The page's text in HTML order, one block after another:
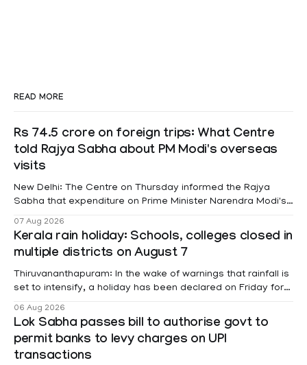
READ MORE
Rs 74.5 crore on foreign trips: What Centre
told Rajya Sabha about PM Modi's overseas
visits
New Delhi: The Centre on Thursday informed the Rajya
Sabha that expenditure on Prime Minister Narendra Modi's
information was provided by Minister of State for External
Affairs Pabitra Margherita in a written reply to questions
raised
07 Aug 2026
Kerala rain holiday: Schools, colleges closed in
multiple districts on August 7
Thiruvananthapuram: In the wake of warnings that rainfall is
set to intensify, a holiday has been declared on Friday for
Kottayam, Wayanad and Kasaragod districts. Meanwhile, a
red alert remains in place on Thursday for Kottayam,
Pathanamtitta and Idukki districts. Following a red alert on
06 Aug 2026
Lok Sabha passes bill to authorise govt to
permit banks to levy charges on UPI
transactions